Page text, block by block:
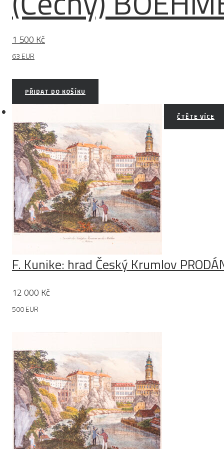
1 500 Kč
63 EUR
PŘIDAT DO KOŠÍKU
ČTĚTE VÍCE
F. Kunike: hrad Český Krumlov
12 000 Kč
500 EUR